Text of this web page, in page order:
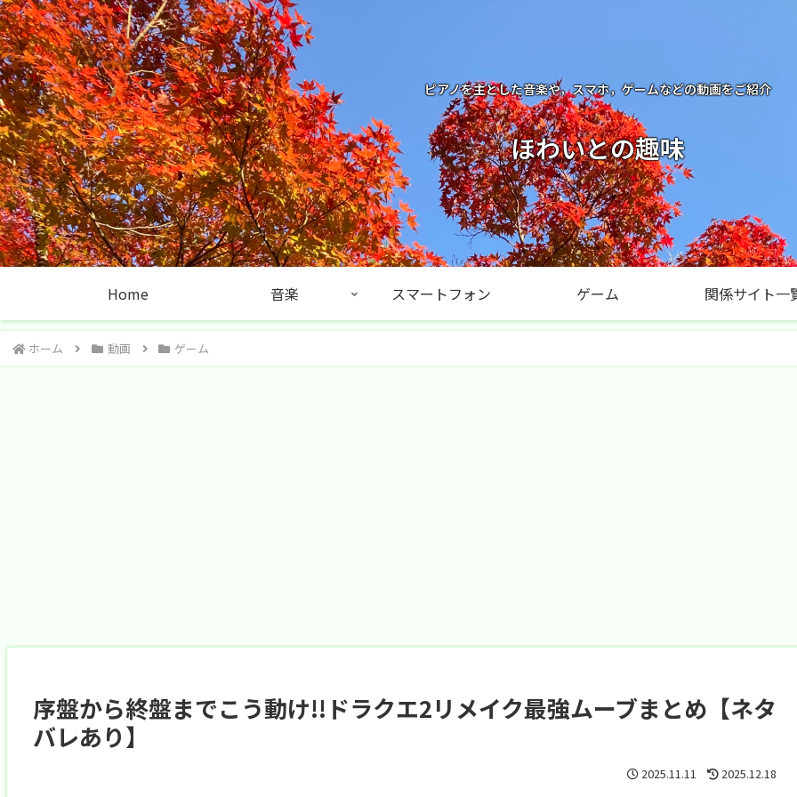
ピアノを主とした音楽や，スマホ，ゲームなどの動画をご紹介
ほわいとの趣味
Home 音楽 スマートフォン ゲーム 関係サイト一
ホーム 動画 ゲーム
序盤から終盤までこう動け!!ドラクエ2リメイク最強ムーブまとめ【ネタ
バレあり】
2025.11.11 2025.12.18